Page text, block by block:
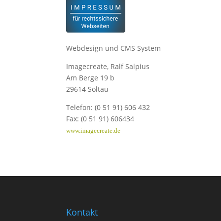
Webdesign und CMS System
Imagecreate, Ralf Salpius
Am Berge 19 b
29614 Soltau
Telefon: (0 51 91) 606 432
Fax: (0 51 91) 606434
www.imagecreate.de
Kontakt